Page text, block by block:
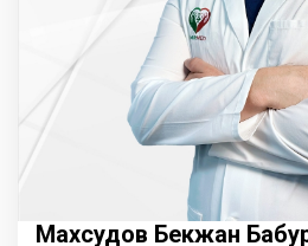
Махсудов Бекжан